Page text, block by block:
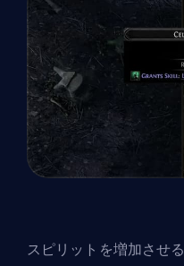
スピリットを増加させ